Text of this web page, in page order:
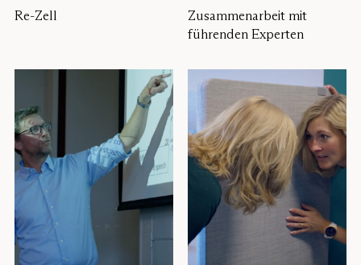
Re-Zell
Zusammenarbeit mit
führenden Experten